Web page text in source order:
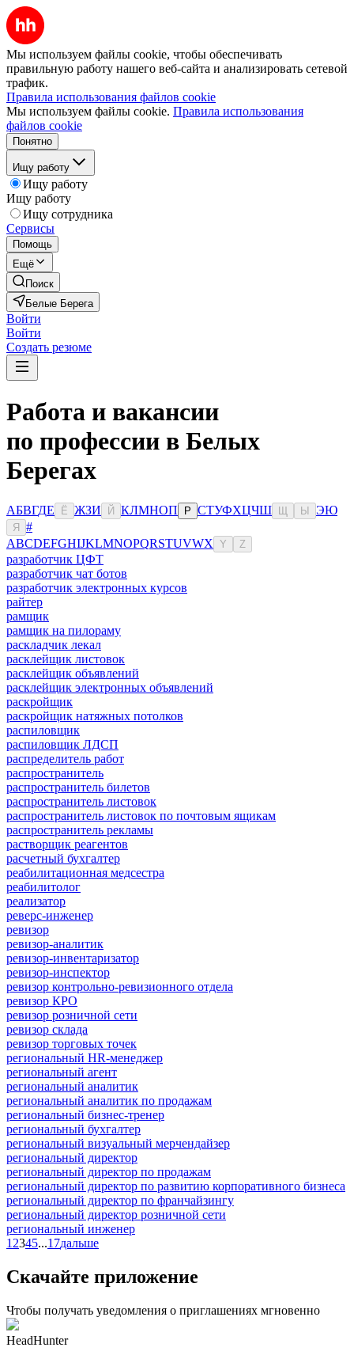
Мы используем файлы cookie, чтобы обеспечивать
правильную работу нашего веб-сайта и анализировать сетевой
трафик.
Правила использования файлов cookie
Мы используем файлы cookie. Правила использования
файлов cookie
Понятно
Ищу работу
Ищу работу
Ищу работу
Ищу сотрудника
Сервисы
Помощь
Ещё
Поиск
Белые Берега
Войти
Войти
Создать резюме
Работа и вакансии
по профессии в Белых
Берегах
АБВГДЕ Ё ЖЗИ Й КЛМНОП Р СТУФХЦЧШ Ы ЭЮ
Я
#
ABCDEFGHIJKLMNOPQRSTUVWX Y Z
разработчик ЦФТ
разработчик чат ботов
разработчик электронных курсов
райтер
рамщик
рамщик на пилораму
раскладчик лекал
расклейщик листовок
расклейщик объявлений
расклейщик электронных объявлений
раскройщик
раскройщик натяжных потолков
распиловщик
распиловщик ЛДСП
распределитель работ
распространитель
распространитель билетов
распространитель листовок
распространитель листовок по почтовым ящикам
распространитель рекламы
растворщик реагентов
расчетный бухгалтер
реабилитационная медсестра
реабилитолог
реализатор
реверс-инженер
ревизор
ревизор-аналитик
ревизор-инвентаризатор
ревизор-инспектор
ревизор контрольно-ревизионного отдела
ревизор КРО
ревизор розничной сети
ревизор склада
ревизор торговых точек
региональный HR-менеджер
региональный агент
региональный аналитик
региональный аналитик по продажам
региональный бизнес-тренер
региональный бухгалтер
региональный визуальный мерчендайзер
региональный директор
региональный директор по продажам
региональный директор по развитию корпоративного бизнеса
региональный директор по франчайзингу
региональный директор розничной сети
региональный инженер
1 2345...17дальше
Скачайте приложение
Чтобы получать уведомления о приглашениях мгновенно
HeadHunter